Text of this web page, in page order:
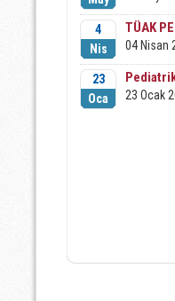
4
Nis
TÜAK
04 Nisan
23
Oca
23 Ocak